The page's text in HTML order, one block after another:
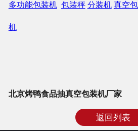
多功能包装机 包装秤 分装机 真空
机
北京烤鸭食品抽真空包装机厂家
返回列表